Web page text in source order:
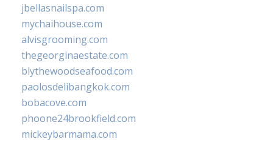
jbellasnailspa.com
mychaihouse.com
alvisgrooming.com
thegeorginaestate.com
blythewoodseafood.com
paolosdelibangkok.com
bobacove.com
phoone24brookfield.com
mickeybarmama.com